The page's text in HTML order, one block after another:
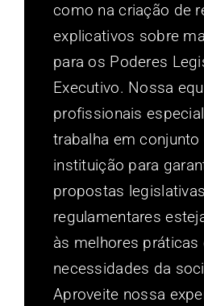
como na criação de
explicativos sobre
para os Poderes
Executivo. Nossa
profissionais
trabalha em
instituição para
propostas
regulamentares
às melhores práticas
necessidades da
Aproveite nossa